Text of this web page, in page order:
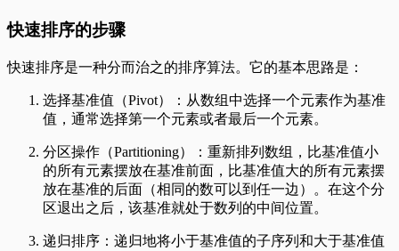
快速排序的步骤
快速排序是一种分而治之的排序算法。它的基本思路是：
选择基准值（Pivot）：从数组中选择一个元素作为基准
值，通常选择第一个元素或者最后一个元素。
分区操作（Partitioning）：重新排列数组，比基准值小
的所有元素摆放在基准前面，比基准值大的所有元素摆
放在基准的后面（相同的数可以到任一边）。在这个分
区退出之后，该基准就处于数列的中间位置。
递归排序：递归地将小于基准值的子序列和大于基准值